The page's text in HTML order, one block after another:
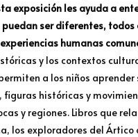
exposición les ayuda a
puedan ser diferentes,
humanas
y los contextos
a los niños aprender
históricas y
y regiones. Libros que
los exploradores del Ártico